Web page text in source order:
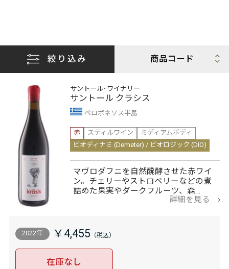
絞り込み
サントール･ワイナリー
サントール クラシス
ペロポネソス半島
赤
スティルワイン
ミディアムボディ
ビオディナミ (Demeter) / ビオロジック (DIO)
マヴロダフニを自然醗酵させた赤ワイ
ン。チェリーやストロベリーなどの煮
詰めた果実やダークフルーツ、森…
詳細を見る
2022年 ￥4,455
在庫なし